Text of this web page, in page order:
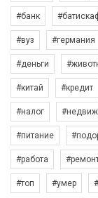
#банк
#вуз #германия
#деньги
#китай #кредит
#налог
#питание
#работа
#топ #умер